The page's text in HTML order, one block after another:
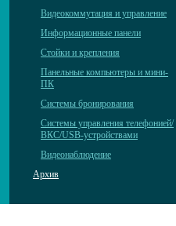
Видеокоммутация и управление
Информационные панели
Стойки и крепления
Панельные компьютеры и мини-
ПК
Системы бронирования
Системы управления телефонией/
ВКС/USB-устройствами
Видеонаблюдение
Архив